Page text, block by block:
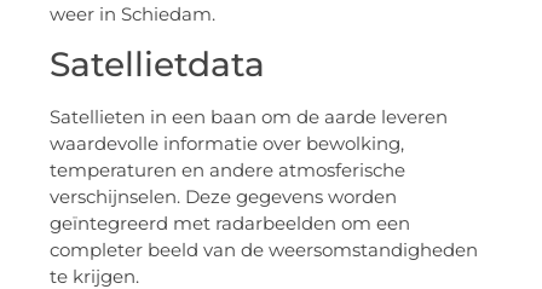
weer in Schiedam.
Satellietdata
Satellieten in een baan om de aarde leveren
waardevolle informatie over bewolking,
temperaturen en andere atmosferische
verschijnselen. Deze gegevens worden
geïntegreerd met radarbeelden om een
completer beeld van de weersomstandigheden
te krijgen.